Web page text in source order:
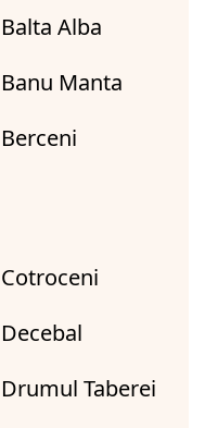
Alba
Manta
Taberei